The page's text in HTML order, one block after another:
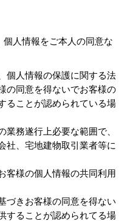
人情報をご本人の同意な
個人情報の保護に関する法
の同意を得ないでお客様の
ることが認められている場
務遂行上必要な範囲で、
社、宅地建物取引業者等に
客様の個人情報の共同利用
づきお客様の同意を得ない
することが認められてる場